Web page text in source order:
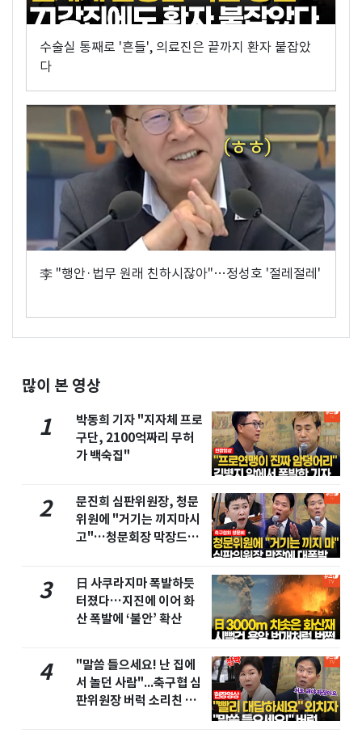
수술실 통째로 '흔들', 의료진은 끝까지 환자 붙잡았
다
李 "행안·법무 원래 친하시잖아"…정성호 '절레절레'
많이 본 영상
1
박동희 기자 "지자체 프로
구단, 2100억짜리 무허
가 백숙집"
2
문진희 심판위원장, 청문
위원에 "거기는 끼지마시
고"…청문회장 막장드라
3
日 사쿠라지마 폭발하듯
터졌다…지진에 이어 화
산 폭발에 ‘불안’ 확산
4
"말씀 들으세요! 난 집에
서 놀던 사람"...축구협 심
판위원장 버럭 소리친 이